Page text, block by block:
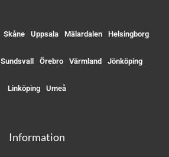
Skåne Uppsala Mälardalen Helsingborg
Sundsvall Örebro Värmland Jönköping
Linköping Umeå
Information